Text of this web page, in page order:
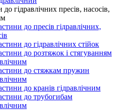
гідравлічних пресів, насосів,
до пресів гідравлічних,
до гідравлічних стійок
до розтяжок і стягуванням
до стяжкам пружин
до кранів гідравлічним
до трубогибам